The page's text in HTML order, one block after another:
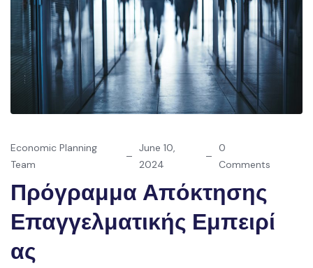
Economic Planning
Team
June 10,
2024
0
Comments
Πρόγραμμα Απόκτησης
Επαγγελματικής Εμπειρί
Ας